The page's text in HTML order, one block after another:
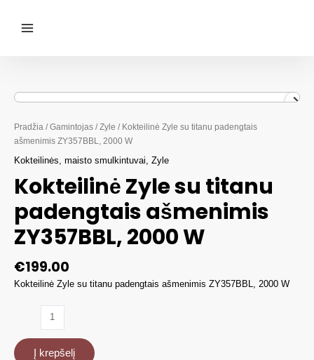
turinio
Pradžia /Gamintojas /Zyle / Kokteilinė Zyle su titanu padengtais
ašmenimis ZY357BBL, 2000 W
Kokteilinės, maisto smulkintuvai, Zyle
Kokteilinė Zyle su titanu
padengtais ašmenimis
ZY357BBL, 2000 W
€199.00
Kokteilinė Zyle su titanu padengtais ašmenimis ZY357BBL, 2000 W
Kokteilinė
Zyle
Į krepšelį